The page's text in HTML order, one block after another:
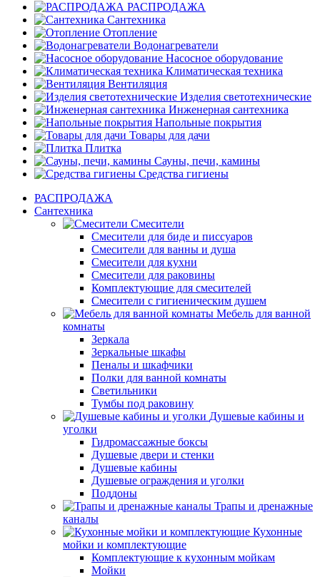
РАСПРОДАЖА
Сантехника
Отопление
Водонагреватели
Насосное оборудование
Климатическая техника
Вентиляция
Изделия светотехнические
Инженерная сантехника
Напольные покрытия
Товары для дачи
Плитка
Сауны, печи, камины
Средства гигиены
РАСПРОДАЖА
Сантехника
Смесители
Смесители для биде и писсуаров
Смесители для ванны и душа
Смесители для кухни
Смесители для раковины
Комплектующие для смесителей
Смесители с гигиеническим душем
Мебель для ванной
комнаты
Зеркала
Зеркальные шкафы
Пеналы и шкафчики
Полки для ванной комнаты
Светильники
Тумбы под раковину
Душевые кабины и
уголки
Гидромассажные боксы
Душевые двери и стенки
Душевые кабины
Душевые ограждения и уголки
Поддоны
Трапы и дренажные
каналы
Кухонные
мойки и комплектующие
Комплектующие к кухонным мойкам
Мойки